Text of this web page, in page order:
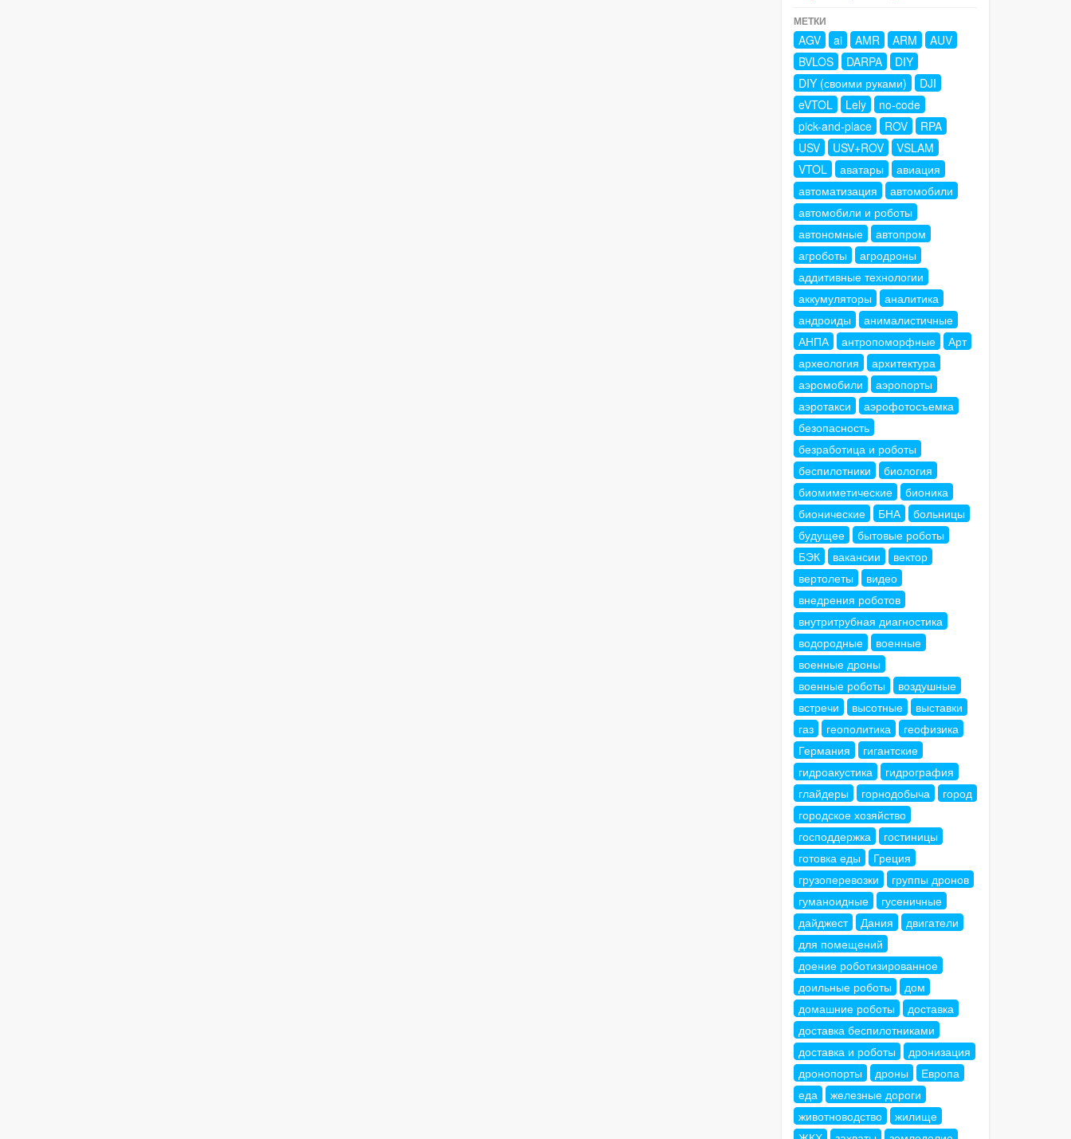
МЕТКИ
AGV ai AMR ARM
AUV
BVLOS
DARPA
DIY
DIY (своими руками)
DJI
eVTOL
Lely
no-code
pick-and-place
ROV
RPA
USV
USV+ROV
VSLAM
VTOL
аватары
авиация
автоматизация
автомобили
автомобили и роботы
автономные
автопром
агроботы
агродроны
аддитивные технологии
аккумуляторы
аналитика
андроиды
анималистичные
АНПА
антропоморфные
Арт
археология
архитектура
аэромобили
аэропорты
аэротакси
аэрофотосъемка
безопасность
безработица и роботы
беспилотники
биология
биомиметические
бионика
бионические
БНА
больницы
будущее
бытовые роботы
БЭК
вакансии
вектор
вертолеты
видео
внедрения роботов
внутритрубная диагностика
водородные
военные
военные дроны
военные роботы
воздушные
встречи
высотные
выставки
газ
геополитика
геофизика
Германия
гигантские
гидроакустика
гидрография
глайдеры
горнодобыча
город
городское хозяйство
господдержка
гостиницы
готовка еды
Греция
грузоперевозки
группы дронов
гуманоидные
гусеничные
дайджест
Дания
двигатели
для помещений
доение роботизированное
доильные роботы
дом
домашние роботы
доставка
доставка беспилотниками
доставка и роботы
дронизация
дронопорты
дроны
Европа
еда
железные дороги
животноводство
жилище